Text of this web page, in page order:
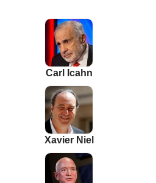
Carl Icahn
Xavier Niel